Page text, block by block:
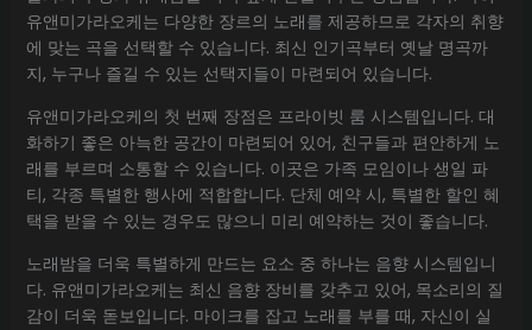
유앤미가라오케는 다양한 장르의 노래를 제공하므로 각자의 취향
에 맞는 곡을 선택할 수 있습니다. 최신 인기곡부터 옛날 명곡까
지, 누구나 즐길 수 있는 선택지들이 마련되어 있습니다.
유앤미가라오케의 첫 번째 장점은 프라이빗 룸 시스템입니다. 대
화하기 좋은 아늑한 공간이 마련되어 있어, 친구들과 편안하게 노
래를 부르며 소통할 수 있습니다. 이곳은 가족 모임이나 생일 파
티, 각종 특별한 행사에 적합합니다. 단체 예약 시, 특별한 할인 혜
택을 받을 수 있는 경우도 많으니 미리 예약하는 것이 좋습니다.
노래밤을 더욱 특별하게 만드는 요소 중 하나는 음향 시스템입니
다. 유앤미가라오케는 최신 음향 장비를 갖추고 있어, 목소리의 질
감이 더욱 돋보입니다. 마이크를 잡고 노래를 부를 때, 자신이 실